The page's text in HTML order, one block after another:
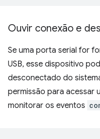
Ouvir conexão e
Se uma porta serial for
USB, esse dispositivo
desconectado do
permissão para acessar
monitorar os eventos